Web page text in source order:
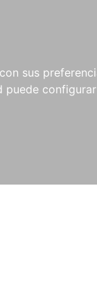
sus
puede